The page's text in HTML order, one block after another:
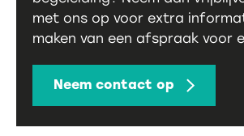
met ons op voor extra
maken van een afspraak voor
Neem contact op